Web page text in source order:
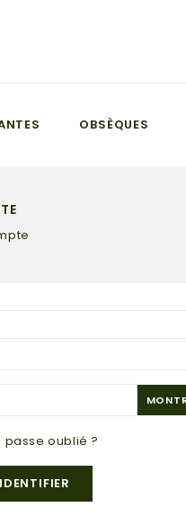
OBSÈQUES
passe oublié ?